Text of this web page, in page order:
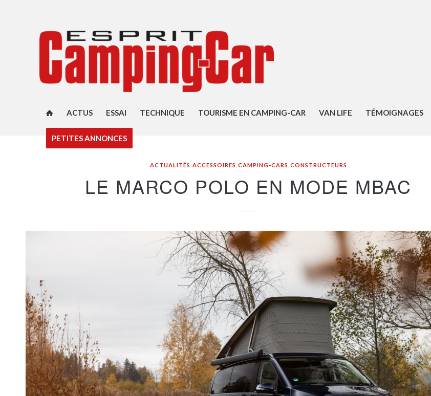
ACTUS ESSAI TECHNIQUE TOURISME EN CAMPING-CAR VAN LIFE TÉMOIGNAGES
PETITES ANNONCES
ACTUALITÉS ACCESSOIRES CAMPING-CARS CONSTRUCTEURS
LE MARCO POLO EN MODE MBAC